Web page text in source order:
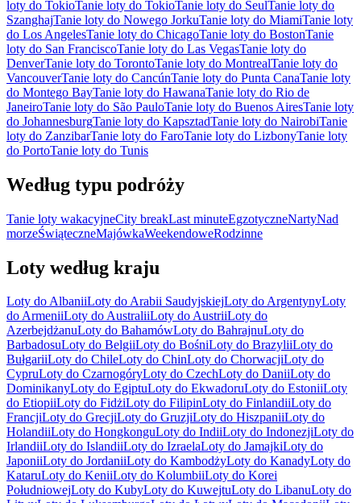
loty do TokioTanie loty do TokioTanie loty do SeulTanie loty do
SzanghajTanie loty do Nowego JorkuTanie loty do MiamiTanie loty
do Los AngelesTanie loty do ChicagoTanie loty do BostonTanie
loty do San FranciscoTanie loty do Las VegasTanie loty do
DenverTanie loty do TorontoTanie loty do MontrealTanie loty do
VancouverTanie loty do CancúnTanie loty do Punta CanaTanie loty
do Montego BayTanie loty do HawanaTanie loty do Rio de
JaneiroTanie loty do São PauloTanie loty do Buenos AiresTanie loty
do JohannesburgTanie loty do KapsztadTanie loty do NairobiTanie
loty do ZanzibarTanie loty do FaroTanie loty do LizbonyTanie loty
do PortoTanie loty do Tunis
Według typu podróży
Tanie loty wakacyjneCity breakLast minuteEgzotyczneNartyNad
morzeŚwiąteczneMajówkaWeekendoweRodzinne
Loty według kraju
Loty do AlbaniiLoty do Arabii SaudyjskiejLoty do ArgentynyLoty
do ArmeniiLoty do AustraliiLoty do AustriiLoty do
AzerbejdżanuLoty do BahamówLoty do BahrajnuLoty do
BarbadosuLoty do BelgiiLoty do BośniLoty do BrazyliiLoty do
BułgariiLoty do ChileLoty do ChinLoty do ChorwacjiLoty do
CypruLoty do CzarnogóryLoty do CzechLoty do DaniiLoty do
DominikanyLoty do EgiptuLoty do EkwadoruLoty do EstoniiLoty
do EtiopiiLoty do FidżiLoty do FilipinLoty do FinlandiiLoty do
FrancjiLoty do GrecjiLoty do GruzjiLoty do HiszpaniiLoty do
HolandiiLoty do HongkonguLoty do IndiiLoty do IndonezjiLoty do
IrlandiiLoty do IslandiiLoty do IzraelaLoty do JamajkiLoty do
JaponiiLoty do JordaniiLoty do KambodżyLoty do KanadyLoty do
KataruLoty do KeniiLoty do KolumbiiLoty do Korei
PołudniowejLoty do KubyLoty do KuwejtuLoty do LibanuLoty do